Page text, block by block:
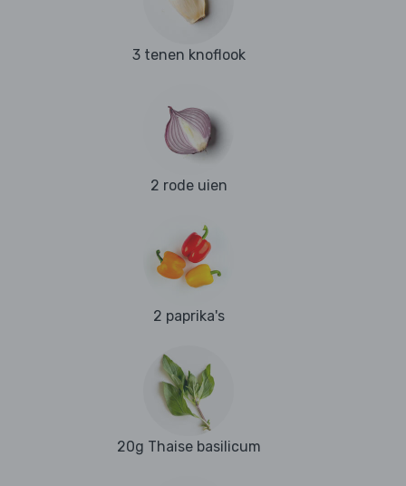
3 tenen knoflook
2 rode uien
2 paprika's
20g Thaise basilicum